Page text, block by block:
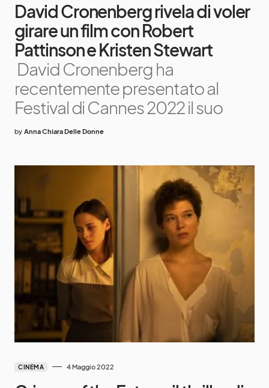
David Cronenberg rivela di voler
girare un film con Robert
Pattinson e Kristen Stewart
David Cronenberg ha
recentemente presentato al
Festival di Cannes 2022 il suo
by Anna Chiara Delle Donne
CINEMA 4 Maggio 2022